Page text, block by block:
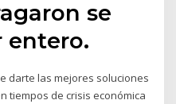
se
entero.
darte las mejores soluciones
tiempos de crisis económica